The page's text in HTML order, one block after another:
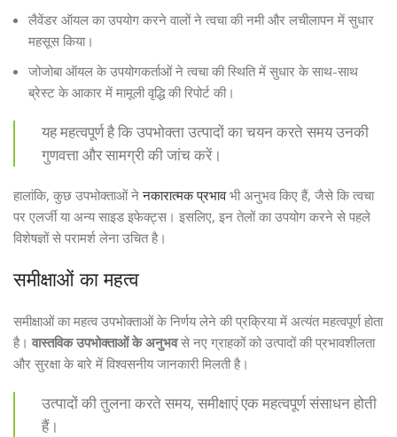
लैवेंडर ऑयल का उपयोग करने वालों ने त्वचा की नमी और लचीलापन में सुधार
महसूस किया।
जोजोबा ऑयल के उपयोगकर्ताओं ने त्वचा की स्थिति में सुधार के साथ-साथ
ब्रेस्ट के आकार में मामूली वृद्धि की रिपोर्ट की।
यह महत्वपूर्ण है कि उपभोक्ता उत्पादों का चयन करते समय उनकी
गुणवत्ता और सामग्री की जांच करें।
हालांकि, कुछ उपभोक्ताओं नेनकारात्मक प्रभावभी अनुभव किए हैं, जैसे कि त्वचा
पर एलर्जी या अन्य साइड इफेक्ट्स। इसलिए, इन तेलों का उपयोग करने से पहले
विशेषज्ञों से परामर्श लेना उचित है।
समीक्षाओं का महत्व
समीक्षाओं का महत्व उपभोक्ताओं के निर्णय लेने की प्रक्रिया में अत्यंत महत्वपूर्ण होता
है। वास्तविक उपभोक्ताओं के अनुभवसे नए ग्राहकों को उत्पादों की प्रभावशीलता
और सुरक्षा के बारे में विश्वसनीय जानकारी मिलती है।
उत्पादों की तुलना करते समय, समीक्षाएं एक महत्वपूर्ण संसाधन होती
हैं।